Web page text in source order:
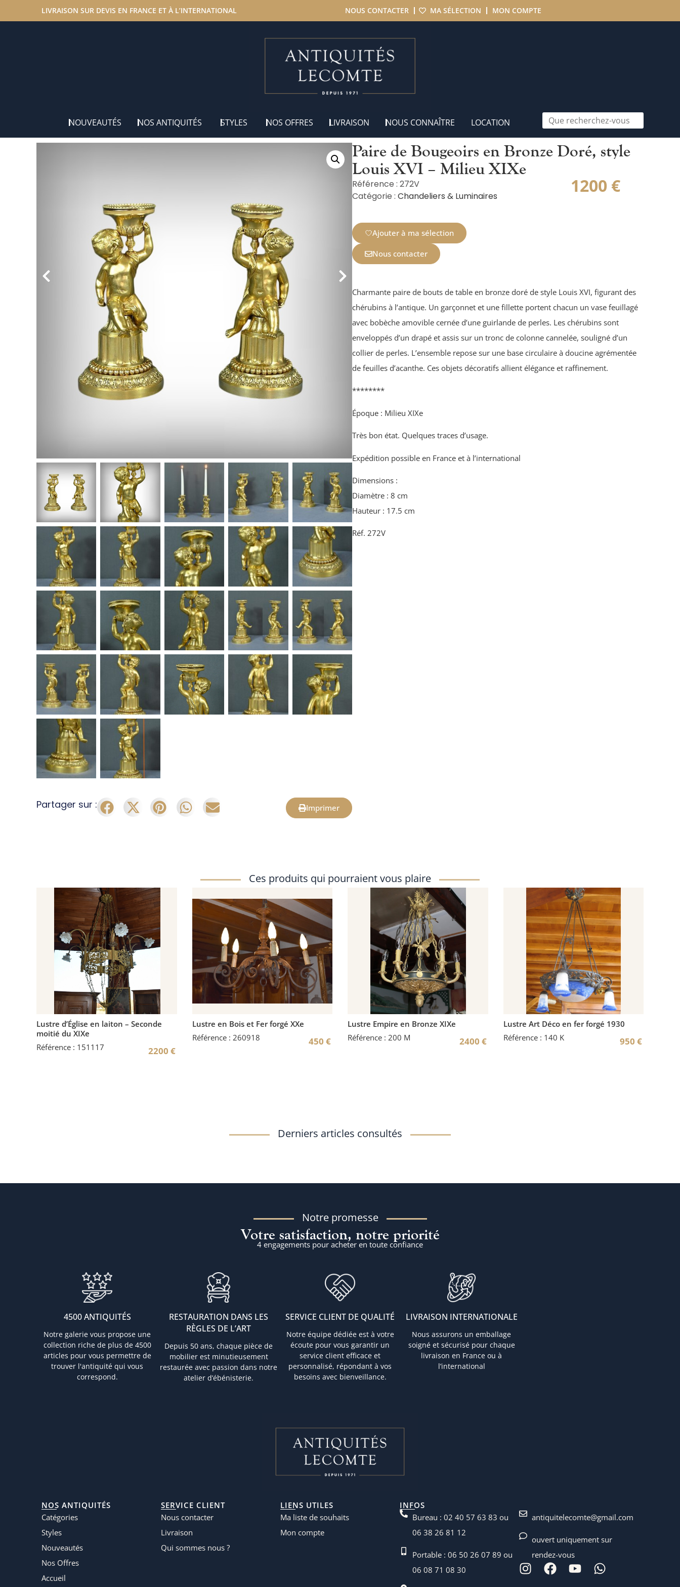
LIVRAISON SUR DEVIS EN FRANCE ET À L’INTERNATIONAL NOUS CONTACTER MA SÉLECTION MON COMPTE
NOUVEAUTÉS NOS ANTIQUITÉS STYLES NOS OFFRES LIVRAISON NOUS CONNAÎTRE LOCATION
Partager sur : Imprimer
Paire de Bougeoirs en Bronze Doré, style
Louis XVI – Milieu XIXe
Référence : 272V
Catégorie : Chandeliers & Luminaires 1200 €
Ajouter à ma sélection
Nous contacter
Charmante paire de bouts de table en bronze doré de style Louis XVI, figurant des
chérubins à l’antique. Un garçonnet et une fillette portent chacun un vase feuillagé
avec bobèche amovible cernée d’une guirlande de perles. Les chérubins sont
enveloppés d’un drapé et assis sur un tronc de colonne cannelée, souligné d’un
collier de perles. L’ensemble repose sur une base circulaire à doucine agrémentée
de feuilles d’acanthe. Ces objets décoratifs allient élégance et raffinement.
********
Époque : Milieu XIXe
Très bon état. Quelques traces d’usage.
Expédition possible en France et à l’international
Dimensions :
Diamètre : 8 cm
Hauteur : 17.5 cm
Réf. 272V
Ces produits qui pourraient vous plaire
Lustre d’Église en laiton – Seconde
moitié du XIXe
Référence : 151117
2200 €
Lustre en Bois et Fer forgé XXe
Référence : 260918
450€
Lustre Empire en Bronze XIXe
Référence : 200 M
2400 €
Lustre Art Déco en fer forgé 1930
Référence : 140 K
950€
Derniers articles consultés
Notre promesse
Votre satisfaction, notre priorité
4 engagements pour acheter en toute confiance
4500 ANTIQUITÉS
Notre galerie vous propose une
collection riche de plus de 4500
articles pour vous permettre de
trouver l'antiquité qui vous
correspond.
RESTAURATION DANS LES
RÈGLES DE L’ART
Depuis 50 ans, chaque pièce de
mobilier est minutieusement
restaurée avec passion dans notre
atelier d’ébénisterie.
SERVICE CLIENT DE QUALITÉ
Notre équipe dédiée est à votre
écoute pour vous garantir un
service client efficace et
personnalisé, répondant à vos
besoins avec bienveillance.
LIVRAISON INTERNATIONALE
Nous assurons un emballage
soigné et sécurisé pour chaque
livraison en France ou à
l’international
NOS ANTIQUITÉS
Catégories
Styles
Nouveautés
Nos Offres
Accueil
SERVICE CLIENT
Nous contacter
Livraison
Qui sommes nous ?
LIENS UTILES
Ma liste de souhaits
Mon compte
INFOS
Bureau : 02 40 57 63 83 ou
06 38 26 81 12
Portable : 06 50 26 07 89 ou
06 08 71 08 30
antiquitelecomte@gmail.com
ouvert uniquement sur
rendez-vous